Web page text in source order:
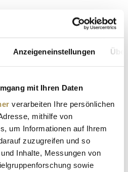
Anzeigeneinstellungen
mit Ihren Daten
verarbeiten Ihre persönlichen
mithilfe von
um Informationen auf Ihrem
zuzugreifen und so
Inhalte, Messungen von
sowie